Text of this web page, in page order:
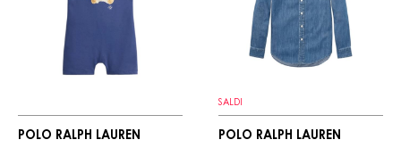
POLO RALPH LAUREN
SALDI
POLO RALPH LAUREN